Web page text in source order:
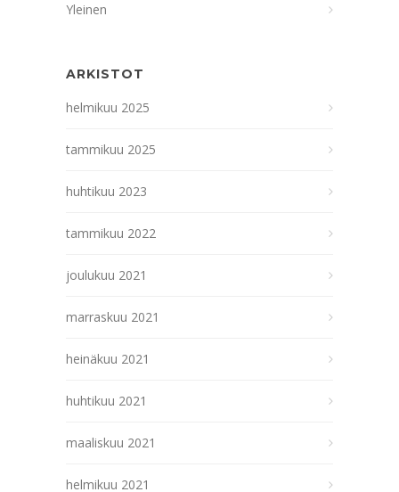
Yleinen
ARKISTOT
helmikuu 2025
tammikuu 2025
huhtikuu 2023
tammikuu 2022
joulukuu 2021
marraskuu 2021
heinäkuu 2021
huhtikuu 2021
maaliskuu 2021
helmikuu 2021